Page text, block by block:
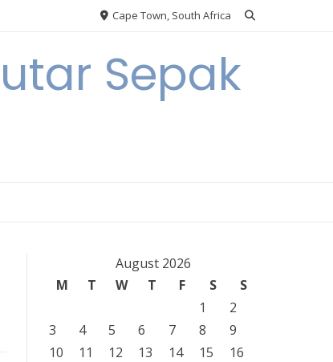
Cape Town, South Africa
Sepak
August 2026
M
T W T F S
S
1
2
3
4 5 6 7 8
9
10
11 12 13 14 15
16